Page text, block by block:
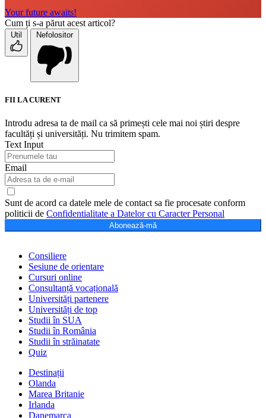
Your future awaits!
Cum ți s-a părut acest articol?
Util Nefolositor
FII LA CURENT
Introdu adresa ta de mail ca să primești cele mai noi știri despre
facultăți și universități. Nu trimitem spam.
Text Input
Email
Sunt de acord ca datele mele de contact sa fie procesate conform
politicii de Confidentialitate a Datelor cu Caracter Personal
Abonează-mă
Consiliere
Sesiune de orientare
Cursuri online
Consultanță vocațională
Universități partenere
Universități de top
Studii în SUA
Studii în România
Studii în străinatate
Quiz
Destinații
Olanda
Marea Britanie
Irlanda
Danemarca